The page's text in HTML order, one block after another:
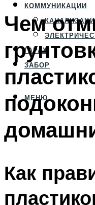
КОММУНИКАЦИИ
ГАРАЖ
ЗАБОР
МЕНЮ
Чем
Как